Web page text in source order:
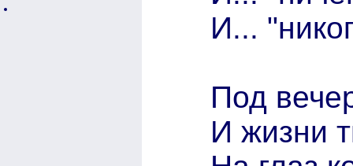
И...
Под
И жизни